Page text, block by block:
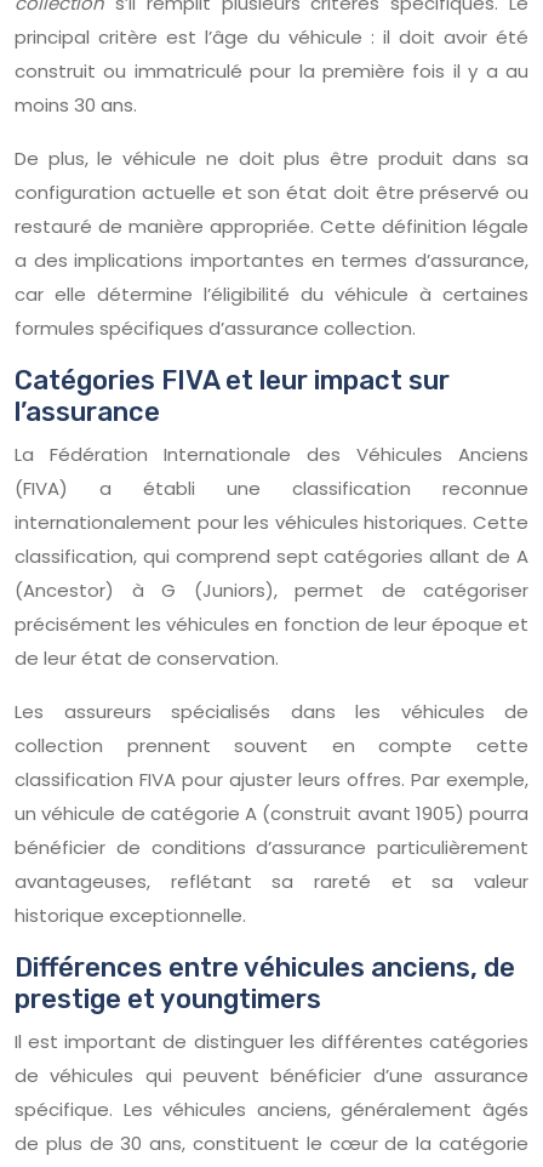
principal critère est l’âge du véhicule : il doit avoir été
construit ou immatriculé pour la première fois il y a au
moins 30 ans.
De plus, le véhicule ne doit plus être produit dans sa
configuration actuelle et son état doit être préservé ou
restauré de manière appropriée. Cette définition légale
a des implications importantes en termes d’assurance,
car elle détermine l’éligibilité du véhicule à certaines
formules spécifiques d’assurance collection.
Catégories FIVA et leur impact sur
l’assurance
La Fédération Internationale des Véhicules Anciens
(FIVA) a établi une classification reconnue
internationalement pour les véhicules historiques. Cette
classification, qui comprend sept catégories allant de A
(Ancestor) à G (Juniors), permet de catégoriser
précisément les véhicules en fonction de leur époque et
de leur état de conservation.
Les assureurs spécialisés dans les véhicules de
collection prennent souvent en compte cette
classification FIVA pour ajuster leurs offres. Par exemple,
un véhicule de catégorie A (construit avant 1905) pourra
bénéficier de conditions d’assurance particulièrement
avantageuses, reflétant sa rareté et sa valeur
historique exceptionnelle.
Différences entre véhicules anciens, de
prestige et youngtimers
Il est important de distinguer les différentes catégories
de véhicules qui peuvent bénéficier d’une assurance
spécifique. Les véhicules anciens, généralement âgés
de plus de 30 ans, constituent le cœur de la catégorie